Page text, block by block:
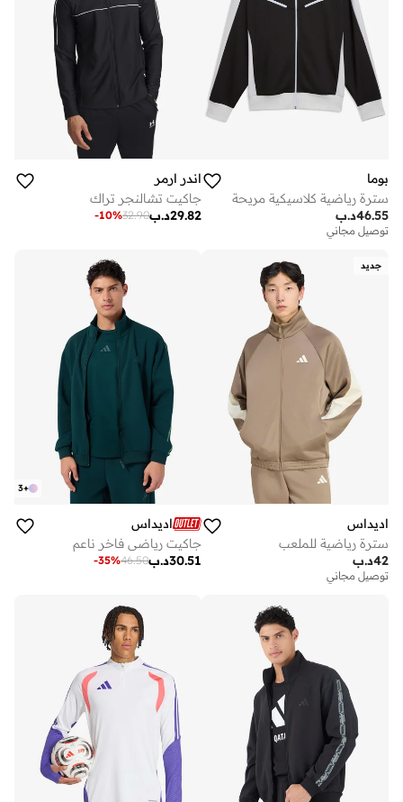
بوما
سترة رياضية كلاسيكية مريحة
د.ب46.55
توصيل مجاني
اندر ارمر
جاكيت تشالنجر تراك
د.ب29.82
32.90
-10%
جديد
اديداس
سترة رياضية للملعب
د.ب42
توصيل مجاني
+
3
اديداس
جاكيت رياضي فاخر ناعم
د.ب30.51
46.50
-35%